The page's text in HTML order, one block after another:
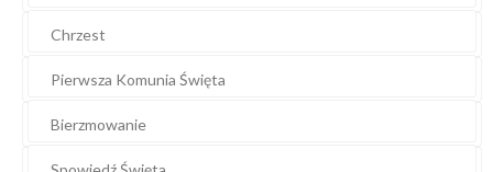
Chrzest
Pierwsza Komunia Święta
Bierzmowanie